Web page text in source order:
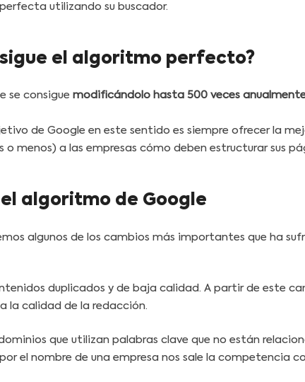
utilizando su buscador.
el algoritmo perfecto?
se consigue modificándolo hasta 500 veces
de Google en este sentido es siempre ofrecer la
menos) a las empresas cómo deben estructurar sus
algoritmo de Google
algunos de los cambios más importantes que ha
duplicados y de baja calidad. A partir de este
la calidad de la redacción.
que utilizan palabras clave que no están
el nombre de una empresa nos sale la